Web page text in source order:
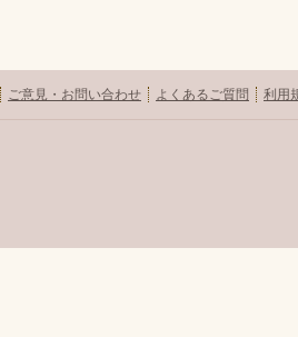
ご意見・お問い合わせ よくあるご質問 利用